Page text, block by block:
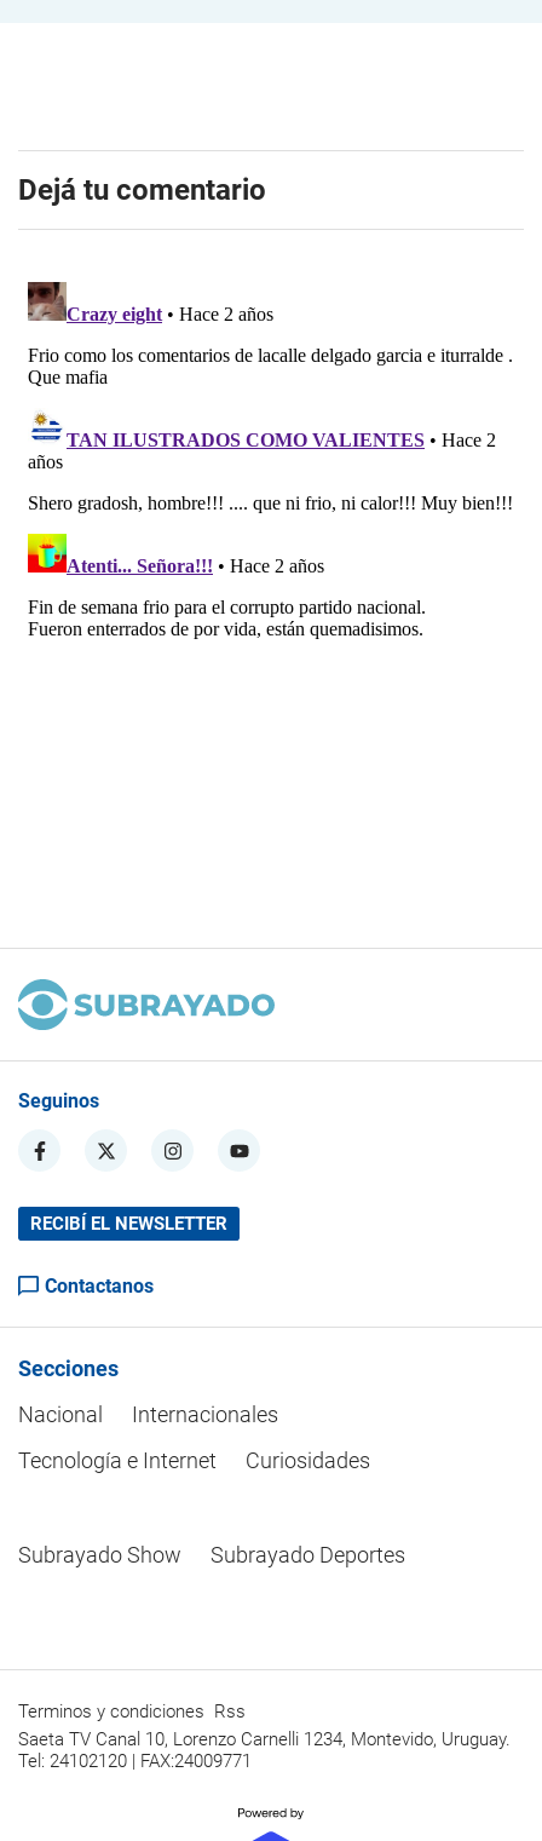
Dejá tu comentario
Seguinos
RECIBÍ EL NEWSLETTER
Contactanos
Secciones
Nacional
Internacionales
Tecnología e Internet
Curiosidades
Subrayado Show Subrayado Deportes
Terminos y condiciones Rss
Saeta TV Canal 10, Lorenzo Carnelli 1234, Montevido, Uruguay.
Tel: 24102120 | FAX:24009771